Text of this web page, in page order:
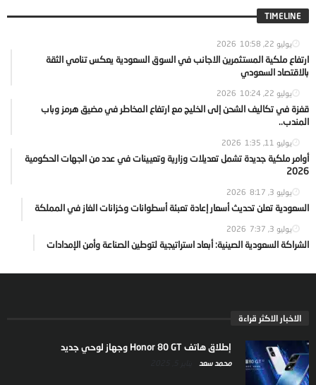
TIMELINE
يوليو 22, 2026 10:58
ارتفاع ملكية المستثمرين الاجانب في السوق السعودية يعكس تنامي الثقة
بالاقتصاد السعودي
يوليو 22, 2026 10:24
قفزة في تكاليف الشحن إلى الخليج مع ارتفاع المخاطر في مضيق هرمز وباب
المندب..
يوليو 11, 2026 1:35
أوامر ملكية جديدة تشمل تعديلات وزارية وتعيينات في عدد من الجهات الحكومية
2026
يوليو 3, 2026 8:17
السعودية تعلن تحديث أسعار إعادة تعبئة أسطوانات وخزانات الغاز في المملكة
يوليو 3, 2026 7:37
الشراكة السعودية الصينية: أبعاد استراتيجية لتوطين الصناعة وأمن الإمدادات
الاخبار الاكثر قراءة
إطلاق هاتف Honor 80 GT وجهاز لوحي جديد
محمد سعد